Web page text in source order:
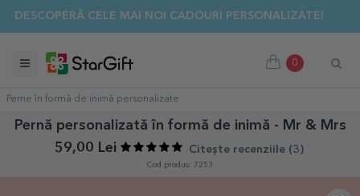
DESCOPERĂ CELE MAI NOI CADOURI PERSONALIZATE! ☀️
0
Perne în formă de inimă personalizate
Pernă personalizată în formă de inimă - Mr & Mrs
59,00 Lei
Citește recenziile (3 )
Cod produs: 7253